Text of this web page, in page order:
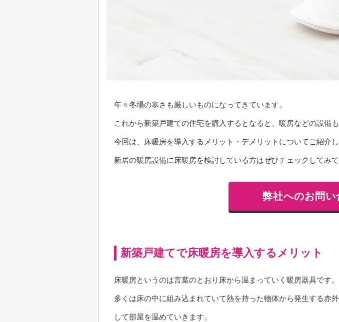
年々冬場の寒さも厳しいものになってきています。
これから新築戸建ての住宅を購入するとなると、暖房などの設備
今回は、床暖房を導入するメリット・デメリットについてご紹介し
新居の暖房設備に床暖房を検討している方はぜひチェックしてみて
弊社へのお問い
新築戸建てで床暖房を導入するメリット
床暖房というのは言葉のとおり床から温まっていく暖房器具です。
多くは床の中に組み込まれていて熱を持った物体から発生する赤
して部屋を温めていきます。